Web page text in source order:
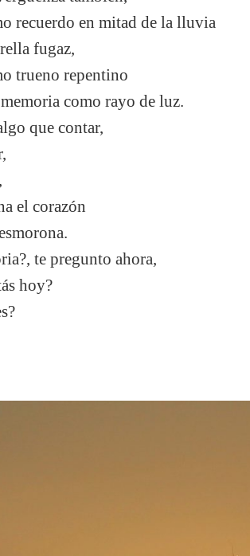
recuerdo en mitad de la lluvia
fugaz,
trueno repentino
como rayo de luz.
que contar,
el corazón
te pregunto ahora,
hoy?